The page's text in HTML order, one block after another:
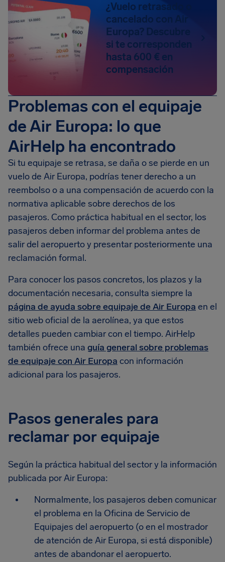
¿Vuelo retrasado o
cancelado con Air
Europa? Descubre
si te corresponden
hasta 600 € en
compensación
Problemas con el equipaje
de Air Europa: lo que
AirHelp ha encontrado
Si tu equipaje se retrasa, se daña o se pierde en un
vuelo de Air Europa, podrías tener derecho a un
reembolso o a una compensación de acuerdo con la
normativa aplicable sobre derechos de los
pasajeros. Como práctica habitual en el sector, los
pasajeros deben informar del problema antes de
salir del aeropuerto y presentar posteriormente una
reclamación formal.
Para conocer los pasos concretos, los plazos y la
documentación necesaria, consulta siempre la
página de ayuda sobre equipaje de Air Europa en el
sitio web oficial de la aerolínea, ya que estos
detalles pueden cambiar con el tiempo. AirHelp
también ofrece una guía general sobre problemas
de equipaje con Air Europa con información
adicional para los pasajeros.
Pasos generales para
reclamar por equipaje
Según la práctica habitual del sector y la información
publicada por Air Europa:
Normalmente, los pasajeros deben comunicar
el problema en la Oficina de Servicio de
Equipajes del aeropuerto (o en el mostrador
de atención de Air Europa, si está disponible)
antes de abandonar el aeropuerto.